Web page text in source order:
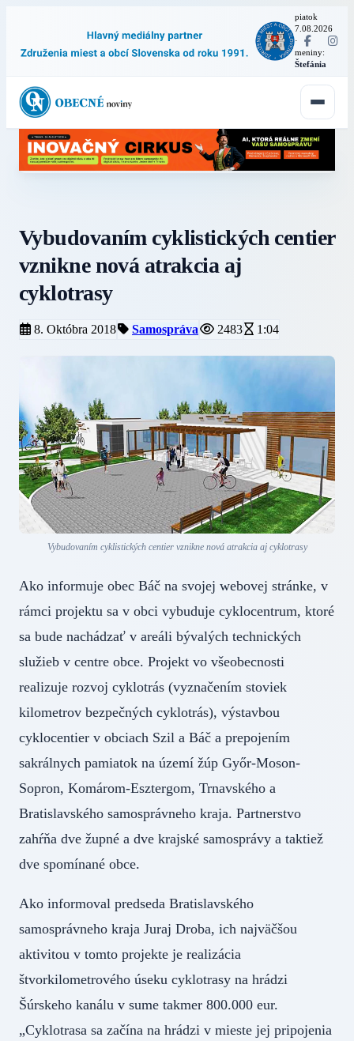
piatok
7.08.2026
·
meniny:
Štefánia
Vybudovaním cyklistických centier
vznikne nová atrakcia aj
cyklotrasy
8. Októbra 2018 Samospráva 2483 1:04
Vybudovaním cyklistických centier vznikne nová atrakcia aj cyklotrasy
Ako informuje obec Báč na svojej webovej stránke, v
rámci projektu sa v obci vybuduje cyklocentrum, ktoré
sa bude nachádzať v areáli bývalých technických
služieb v centre obce. Projekt vo všeobecnosti
realizuje rozvoj cyklotrás (vyznačením stoviek
kilometrov bezpečných cyklotrás), výstavbou
cyklocentier v obciach Szil a Báč a prepojením
sakrálnych pamiatok na území žúp Győr-Moson-
Sopron, Komárom-Esztergom, Trnavského a
Bratislavského samosprávneho kraja. Partnerstvo
zahŕňa dve župné a dve krajské samosprávy a taktiež
dve spomínané obce.
Ako informoval predseda Bratislavského
samosprávneho kraja Juraj Droba, ich najväčšou
aktivitou v tomto projekte je realizácia
štvorkilometrového úseku cyklotrasy na hrádzi
Šúrskeho kanálu v sume takmer 800.000 eur.
„Cyklotrasa sa začína na hrádzi v mieste jej pripojenia